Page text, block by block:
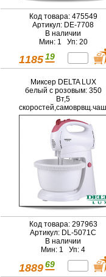
Код товара: 475549
Артикул: DE-7708
В наличии
Мин: 1 Уп: 20
1185 19
Миксер DELTA LUX
белый с розовым: 350
Вт,5
(Россия)
Код товара: 297963
Артикул: DL-5071C
В наличии
Мин: 1 Уп: 4
1889 69